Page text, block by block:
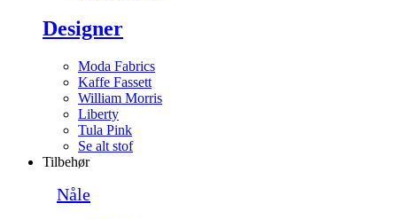
Designer
Moda Fabrics
Kaffe Fassett
William Morris
Liberty
Tula Pink
Se alt stof
Tilbehør
Nåle